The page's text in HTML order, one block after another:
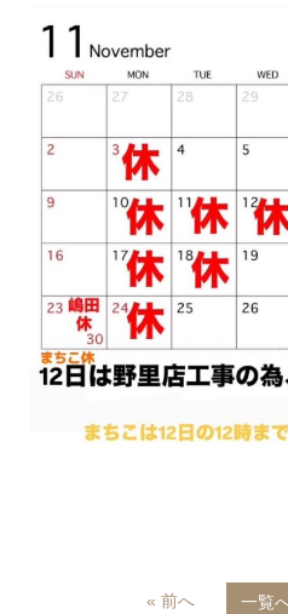
« 前へ 一覧